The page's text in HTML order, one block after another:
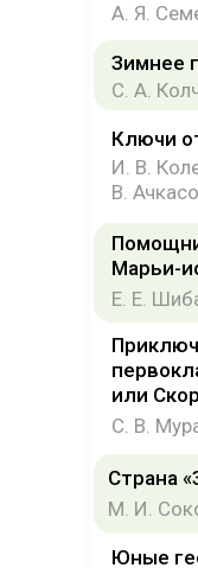
Юные
М. И.
С. В.
И. В.
В.
А. Я.
С. А.
Е. Е.
Зимнее
Ключи
Марьи-
или
Страна